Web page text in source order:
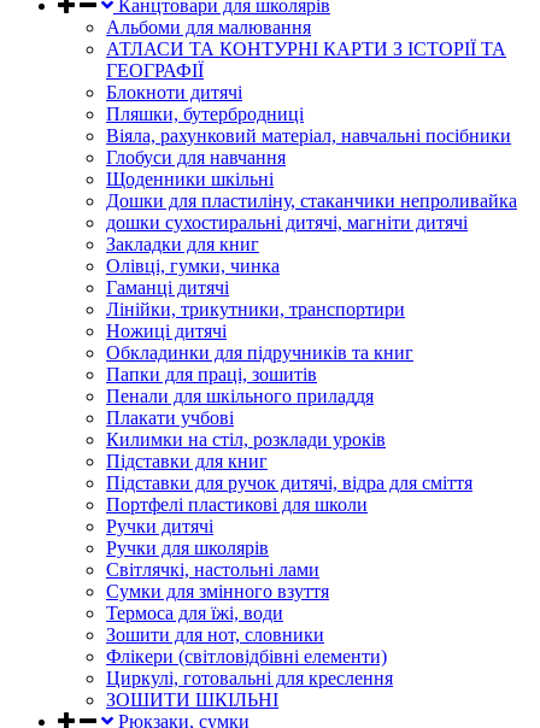
Канцтовари для школярів
Альбоми для малювання
АТЛАСИ ТА КОНТУРНІ КАРТИ З ІСТОРІЇ ТА
ГЕОГРАФІЇ
Блокноти дитячі
Пляшки, бутербродниці
Віяла, рахунковий матеріал, навчальні посібники
Глобуси для навчання
Щоденники шкільні
Дошки для пластиліну, стаканчики непроливайка
дошки сухостиральні дитячі, магніти дитячі
Закладки для книг
Олівці, гумки, чинка
Гаманці дитячі
Лінійки, трикутники, транспортири
Ножиці дитячі
Обкладинки для підручників та книг
Папки для праці, зошитів
Пенали для шкільного приладдя
Плакати учбові
Килимки на стіл, розклади уроків
Підставки для книг
Підставки для ручок дитячі, відра для сміття
Портфелі пластикові для школи
Ручки дитячі
Ручки для школярів
Світлячкі, настольні лами
Сумки для змінного взуття
Термоса для їжі, води
Зошити для нот, словники
Флікери (світловідбівні елементи)
Циркулі, готовальні для креслення
ЗОШИТИ ШКІЛЬНІ
Рюкзаки, сумки